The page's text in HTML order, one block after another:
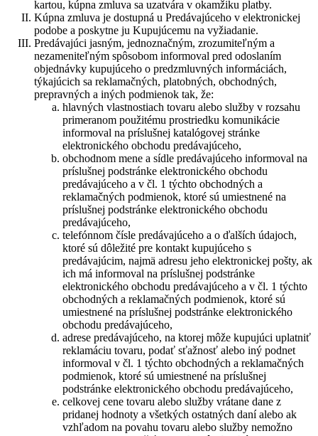
kartou, kúpna zmluva sa uzatvára v okamžiku platby.
Kúpna zmluva je dostupná u Predávajúceho v elektronickej
podobe a poskytne ju Kupujúcemu na vyžiadanie.
Predávajúci jasným, jednoznačným, zrozumiteľným a
nezameniteľným spôsobom informoval pred odoslaním
objednávky kupujúceho o predzmluvných informáciách,
týkajúcich sa reklamačných, platobných, obchodných,
prepravných a iných podmienok tak, že:
hlavných vlastnostiach tovaru alebo služby v rozsahu
primeranom použitému prostriedku komunikácie
informoval na príslušnej katalógovej stránke
elektronického obchodu predávajúceho,
obchodnom mene a sídle predávajúceho informoval na
príslušnej podstránke elektronického obchodu
predávajúceho a v čl. 1 týchto obchodných a
reklamačných podmienok, ktoré sú umiestnené na
príslušnej podstránke elektronického obchodu
predávajúceho,
telefónnom čísle predávajúceho a o ďalších údajoch,
ktoré sú dôležité pre kontakt kupujúceho s
predávajúcim, najmä adresu jeho elektronickej pošty, ak
ich má informoval na príslušnej podstránke
elektronického obchodu predávajúceho a v čl. 1 týchto
obchodných a reklamačných podmienok, ktoré sú
umiestnené na príslušnej podstránke elektronického
obchodu predávajúceho,
adrese predávajúceho, na ktorej môže kupujúci uplatniť
reklamáciu tovaru, podať sťažnosť alebo iný podnet
informoval v čl. 1 týchto obchodných a reklamačných
podmienok, ktoré sú umiestnené na príslušnej
podstránke elektronického obchodu predávajúceho,
celkovej cene tovaru alebo služby vrátane dane z
pridanej hodnoty a všetkých ostatných daní alebo ak
vzhľadom na povahu tovaru alebo služby nemožno